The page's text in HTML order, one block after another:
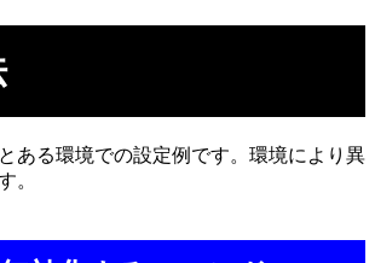
ある環境での設定例です。環境により異
。